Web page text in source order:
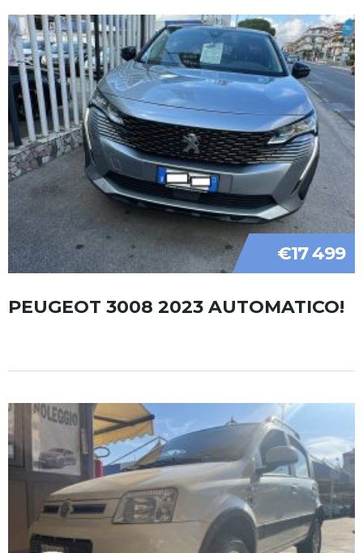
€17 499
PEUGEOT 3008 2023 AUTOMATICO!